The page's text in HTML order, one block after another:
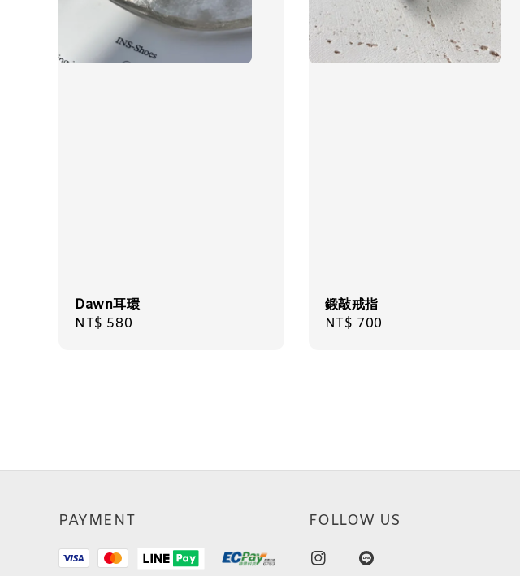
Dawn耳環
Regular
NT$ 580
鍛敲戒指
Regular
NT$ 700
PAYMENT FOLLOW US